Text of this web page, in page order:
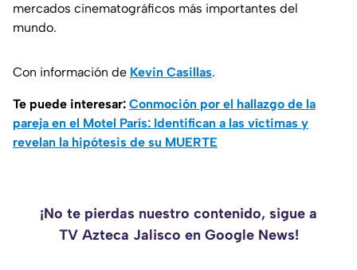
mercados cinematográficos más importantes del
mundo.
Con información de Kevin Casillas.
Te puede interesar: Conmoción por el hallazgo de la
pareja en el Motel París: Identifican a las víctimas y
revelan la hipótesis de su MUERTE
¡No te pierdas nuestro contenido, sigue a
TV Azteca Jalisco en Google News!